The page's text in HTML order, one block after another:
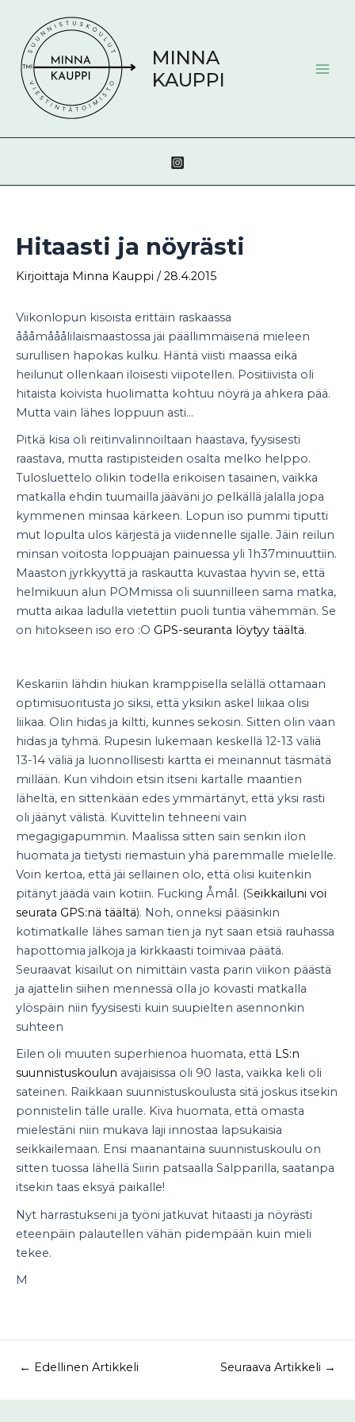
sisältöön
MINNA
KAUPPI
Hitaasti ja nöyrästi
Kirjoittaja Minna Kauppi /28.4.2015
Viikonlopun kisoista erittäin raskaassa
åååmååålilaismaastossa jäi päällimmäisenä mieleen
surullisen hapokas kulku. Häntä viisti maassa eikä
heilunut ollenkaan iloisesti viipotellen. Positiivista oli
hitaista koivista huolimatta kohtuu nöyrä ja ahkera pää.
Mutta vain lähes loppuun asti…
Pitkä kisa oli reitinvalinnoiltaan haastava, fyysisesti
raastava, mutta rastipisteiden osalta melko helppo.
Tulosluettelo olikin todella erikoisen tasainen, vaikka
matkalla ehdin tuumailla jääväni jo pelkällä jalalla jopa
kymmenen minsaa kärkeen. Lopun iso pummi tiputti
mut lopulta ulos kärjestä ja viidennelle sijalle. Jäin reilun
minsan voitosta loppuajan painuessa yli 1h37minuuttiin.
Maaston jyrkkyyttä ja raskautta kuvastaa hyvin se, että
helmikuun alun POMmissa oli suunnilleen sama matka,
mutta aikaa ladulla vietettiin puoli tuntia vähemmän. Se
on hitokseen iso ero :O GPS-seuranta löytyy täältä.
Keskariin lähdin hiukan kramppisella selällä ottamaan
optimisuoritusta jo siksi, että yksikin askel liikaa olisi
liikaa. Olin hidas ja kiltti, kunnes sekosin. Sitten olin vaan
hidas ja tyhmä. Rupesin lukemaan keskellä 12-13 väliä
13-14 väliä ja luonnollisesti kartta ei meinannut täsmätä
millään. Kun vihdoin etsin itseni kartalle maantien
läheltä, en sittenkään edes ymmärtänyt, että yksi rasti
oli jäänyt välistä. Kuvittelin tehneeni vain
megagigapummin. Maalissa sitten sain senkin ilon
huomata ja tietysti riemastuin yhä paremmalle mielelle.
Voin kertoa, että jäi sellainen olo, että olisi kuitenkin
pitänyt jäädä vain kotiin. Fucking Åmål. (Seikkailuni voi
seurata GPS:nä täältä). Noh, onneksi pääsinkin
kotimatkalle lähes saman tien ja nyt saan etsiä rauhassa
hapottomia jalkoja ja kirkkaasti toimivaa päätä.
Seuraavat kisailut on nimittäin vasta parin viikon päästä
ja ajattelin siihen mennessä olla jo kovasti matkalla
ylöspäin niin fyysisesti kuin suupielten asennonkin
suhteen
Eilen oli muuten superhienoa huomata, että LS:n
suunnistuskoulun avajaisissa oli 90 lasta, vaikka keli oli
sateinen. Raikkaan suunnistuskoulusta sitä joskus itsekin
ponnistelin tälle uralle. Kiva huomata, että omasta
mielestäni niin mukava laji innostaa lapsukaisia
seikkailemaan. Ensi maanantaina suunnistuskoulu on
sitten tuossa lähellä Siirin patsaalla Salpparilla, saatanpa
itsekin taas eksyä paikalle!
Nyt harrastukseni ja työni jatkuvat hitaasti ja nöyrästi
eteenpäin palautellen vähän pidempään kuin mieli
tekee.
M
navigation
← Edellinen Artikkeli Seuraava Artikkeli →